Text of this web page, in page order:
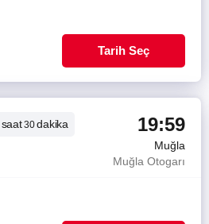
Tarih Seç
saat30dakika 19:59
Muğla
Muğla Otogarı